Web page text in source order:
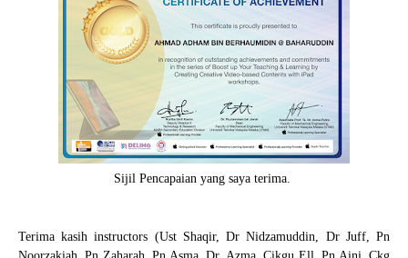
Sijil Pencapaian yang saya terima.
Terima kasih instructors (Ust Shaqir, Dr Nidzamuddin, Dr Juff, Pn